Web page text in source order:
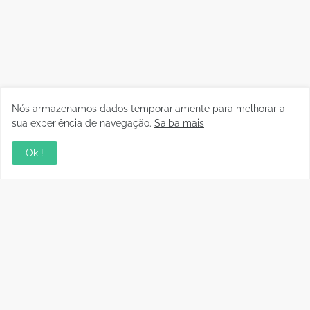
Nós armazenamos dados temporariamente para melhorar a
sua experiência de navegação. Saiba mais
Ok !